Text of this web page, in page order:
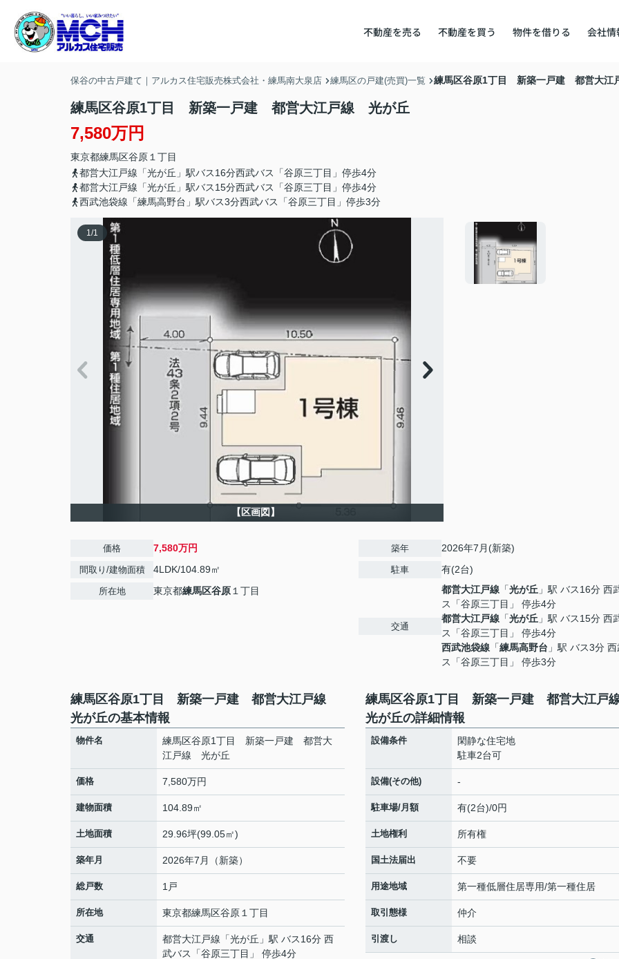
不動産を売る 不動産を買う 物件を借りる 会社情
保谷の中古戸建て｜アルカス住宅販売株式会社・練馬南大泉店 練馬区の戸建(売買)一覧 練馬区谷原1丁目 新築一戸建 都営大江
練馬区谷原1丁目 新築一戸建 都営大江戸線 光が丘
7,580万円
東京都練馬区谷原 １丁目
都営大江戸線「光が丘」駅バス16分西武バス「谷原三丁目」停歩4分
都営大江戸線「光が丘」駅バス15分西武バス「谷原三丁目」停歩4分
西武池袋線「練馬高野台」駅バス3分西武バス「谷原三丁目」停歩3分
1/1
【区画図】
価格 7,580万円
間取り/建物面積 4LDK/104.89㎡
所在地 東京都練馬区谷原 １丁目
築年 2026年7月(新築)
駐車 有(2台)
交通
都営大江戸線 「光が丘 」駅 バス16分 西
ス「谷原三丁目」 停歩4分
都営大江戸線 「光が丘 」駅 バス15分 西
ス「谷原三丁目」 停歩4分
西武池袋線 「練馬高野台 」駅 バス3分
ス「谷原三丁目」 停歩3分
練馬区谷原1丁目 新築一戸建 都営大江戸線
光が丘の基本情報
物件名
練馬区谷原1丁目 新築一戸建 都営大
江戸線 光が丘
価格 7,580万円
建物面積 104.89㎡
土地面積 29.96坪(99.05㎡)
築年月 2026年7月（新築）
総戸数 1戸
所在地 東京都練馬区谷原 １丁目
交通 都営大江戸線 「光が丘 」駅 バス16分 西
武バス「谷原三丁目」 停歩4分
練馬区谷原1丁目 新築一戸建 都営大江
光が丘の詳細情報
設備条件
閑静な住宅地
駐車2台可
設備(その他) -
駐車場/月額 有(2台)/0円
土地権利 所有権
国土法届出 不要
用途地域 第一種低層住居専用/第一種住居
取引態様 仲介
引渡し 相談